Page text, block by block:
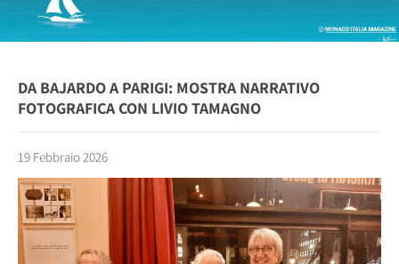
DA BAJARDO A PARIGI: MOSTRA NARRATIVO
FOTOGRAFICA CON LIVIO TAMAGNO
19 Febbraio 2026